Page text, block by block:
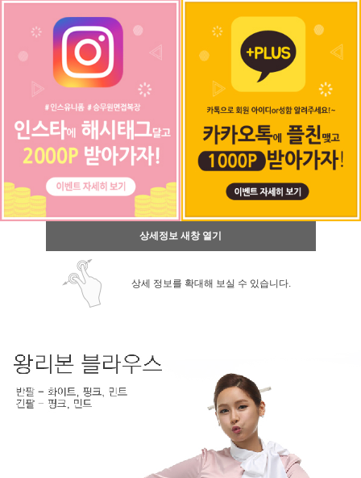
상세정보 새창 열기
상세 정보를 확대해 보실 수 있습니다.